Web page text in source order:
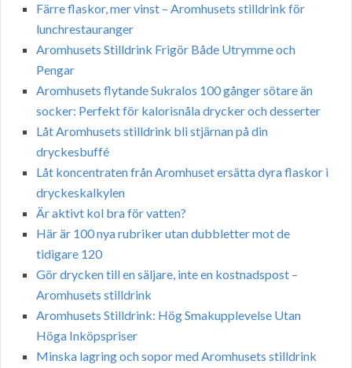
Färre flaskor, mer vinst – Aromhusets stilldrink för
lunchrestauranger
Aromhusets Stilldrink Frigör Både Utrymme och
Pengar
Aromhusets flytande Sukralos 100 gånger sötare än
socker: Perfekt för kalorisnåla drycker och desserter
Låt Aromhusets stilldrink bli stjärnan på din
dryckesbuffé
Låt koncentraten från Aromhuset ersätta dyra flaskor i
dryckeskalkylen
Är aktivt kol bra för vatten?
Här är 100 nya rubriker utan dubbletter mot de
tidigare 120
Gör drycken till en säljare, inte en kostnadspost –
Aromhusets stilldrink
Aromhusets Stilldrink: Hög Smakupplevelse Utan
Höga Inköpspriser
Minska lagring och sopor med Aromhusets stilldrink